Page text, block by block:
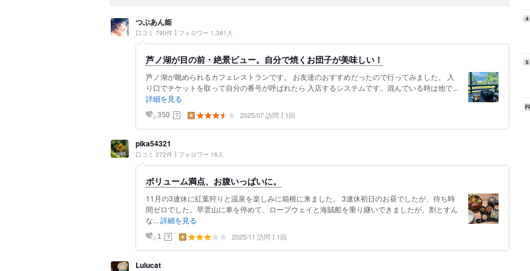
つぶあん姫
口コミ 790件 フォロワー 1,381人
芦ノ湖が目の前・絶景ビュー。自分で焼くお団子が美味しい！
芦ノ湖が眺められるカフェレストランです。 お友達のおすすめだったので行ってみました。 入
り口でチケットを取って自分の番号が呼ばれたら 入店するシステムです。混んでいる時は他で...
詳細を見る
350 ？ 2025/07 訪問 1回
pika54321
口コミ 272件 フォロワー 16人
ボリューム満点、お腹いっぱいに。
11月の3連休に紅葉狩りと温泉を楽しみに箱根に来ました。 3連休初日のお昼でしたが、待ち時
間ゼロでした。早雲山に車を停めて、ロープウェイと海賊船を乗り継いできましたが、割とすん
な... 詳細を見る
1 ？ 2025/11 訪問 1回
Lulucat
4
5